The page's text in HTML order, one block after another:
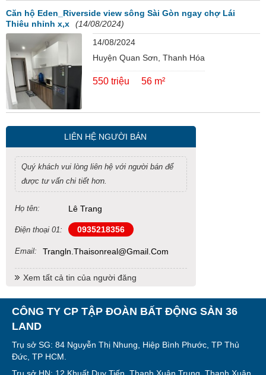
Căn hộ Eden_Riverside view sông Sài Gòn ngay chợ Lái
Thiêu nhỉnh x,x
(14/08/2024)
14/08/2024
Huyện Quan Sơn, Thanh Hóa
550 triệu 56 m²
LIÊN HỆ NGƯỜI BÁN
Quý khách vui lòng liên hệ với người bán để
được tư vấn chi tiết hơn.
Họ tên: Lê Trang
Điện thoại 01: 0935218356
Email: Trangln.thaisonreal@gmail.com
Xem tất cả tin của người đăng
CÔNG TY CP TẬP ĐOÀN BẤT ĐỘNG SẢN 36
LAND
Trụ sở SG: 84 Nguyễn Thị Nhung, Hiệp Bình Phước, TP Thủ
Đức, TP HCM.